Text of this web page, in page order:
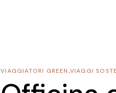
VIAGGI
,
VIAGGIATORI GREEN